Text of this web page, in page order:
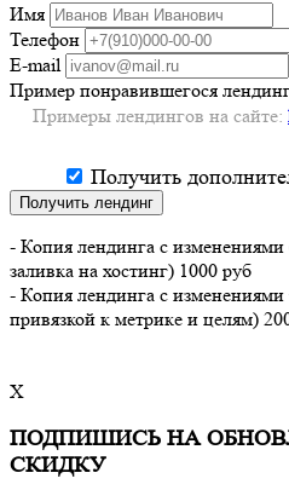
Имя
Телефон
E-mail
Пример понравившегося
Примеры лендингов на сайте:
Получить
Получить лендинг
- Копия лендинга с изменениями
заливка на хостинг) 1000 руб
- Копия лендинга с
привязкой к метрике и целям)
X
ПОДПИШИСЬ НА
СКИДКУ